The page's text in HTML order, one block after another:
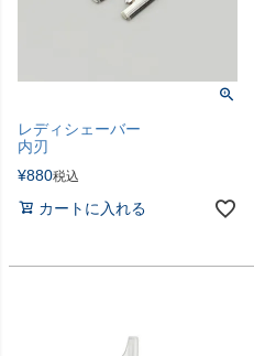
レディシェーバー
内刃
¥880税込
カートに入れる